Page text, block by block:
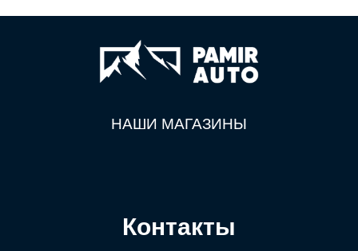
НАШИ МАГАЗИНЫ
Контакты